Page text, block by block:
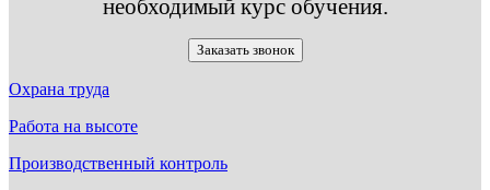
необходимый курс обучения.
Заказать звонок
Охрана труда
Работа на высоте
Производственный контроль